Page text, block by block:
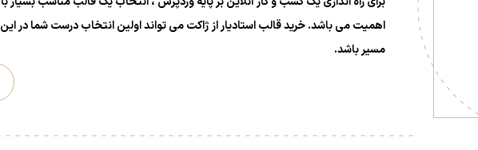
اهمیت می باشد. خرید قالب استادیار از ژاکت می تواند اولین انتخاب درست شما در این
مسیر باشد.